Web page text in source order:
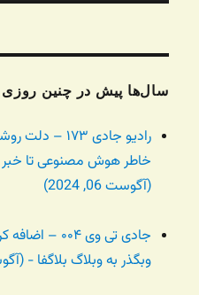
سال‌ها پیش در چنین روزی
رادیو جادی
خاطر هوش مصنوعی تا خبر
(آگوست 06, 2024)
جادی تی وی
وبگذر به وبلاگ بلاگفا - (آگوست